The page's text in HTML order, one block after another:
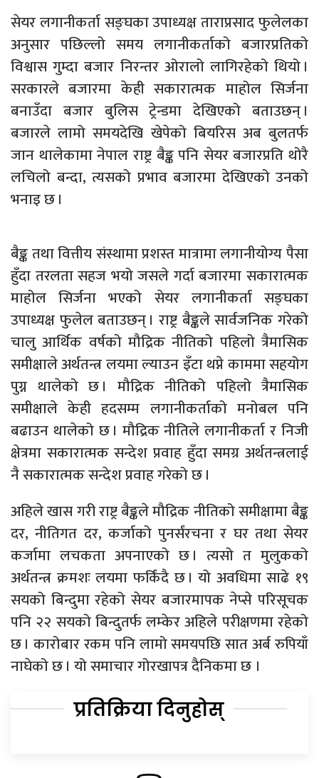
सेयर लगानीकर्ता सङ्घका उपाध्यक्ष ताराप्रसाद फुलेलका
अनुसार पछिल्लो समय लगानीकर्ताको बजारप्रतिको
विश्वास गुम्दा बजार निरन्तर ओरालो लागिरहेको थियो ।
सरकारले बजारमा केही सकारात्मक माहोल सिर्जना
बनाउँदा बजार बुलिस ट्रेन्डमा देखिएको बताउछन् ।
बजारले लामो समयदेखि खेपेको बियरिस अब बुलतर्फ
जान थालेकामा नेपाल राष्ट्र बैङ्क पनि सेयर बजारप्रति थोरै
लचिलो बन्दा, त्यसको प्रभाव बजारमा देखिएको उनको
भनाइ छ ।
बैङ्क तथा वित्तीय संस्थामा प्रशस्त मात्रामा लगानीयोग्य पैसा
हुँदा तरलता सहज भयो जसले गर्दा बजारमा सकारात्मक
माहोल सिर्जना भएको सेयर लगानीकर्ता सङ्घका
उपाध्यक्ष फुलेल बताउछन् । राष्ट्र बैङ्कले सार्वजनिक गरेको
चालु आर्थिक वर्षको मौद्रिक नीतिको पहिलो त्रैमासिक
समीक्षाले अर्थतन्त्र लयमा ल्याउन इँटा थप्ने काममा सहयोग
पुग्न थालेको छ । मौद्रिक नीतिको पहिलो त्रैमासिक
समीक्षाले केही हदसम्म लगानीकर्ताको मनोबल पनि
बढाउन थालेको छ । मौद्रिक नीतिले लगानीकर्ता र निजी
क्षेत्रमा सकारात्मक सन्देश प्रवाह हुँदा समग्र अर्थतन्त्रलाई
नै सकारात्मक सन्देश प्रवाह गरेको छ ।
अहिले खास गरी राष्ट्र बैङ्कले मौद्रिक नीतिको समीक्षामा बैङ्क
दर, नीतिगत दर, कर्जाको पुनर्संरचना र घर तथा सेयर
कर्जामा लचकता अपनाएको छ । त्यसो त मुलुकको
अर्थतन्त्र क्रमशः लयमा फर्किंदै छ । यो अवधिमा साढे १९
सयको बिन्दुमा रहेको सेयर बजारमापक नेप्से परिसूचक
पनि २२ सयको बिन्दुतर्फ लम्केर अहिले परीक्षणमा रहेको
छ । कारोबार रकम पनि लामो समयपछि सात अर्ब रुपियाँ
नाघेको छ । यो समाचार गोरखापत्र दैनिकमा छ ।
प्रतिक्रिया दिनुहोस्